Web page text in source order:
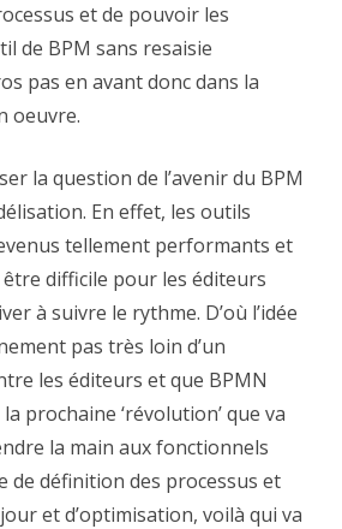
et de pouvoir les
de BPM sans resaisie
pas en avant donc dans la
oeuvre.
la question de l’avenir du BPM
En effet, les outils
tellement performants et
être difficile pour les éditeurs
à suivre le rythme. D’où l’idée
pas très loin d’un
les éditeurs et que BPMN
prochaine ‘révolution’ que va
la main aux fonctionnels
de définition des processus et
et d’optimisation, voilà qui va